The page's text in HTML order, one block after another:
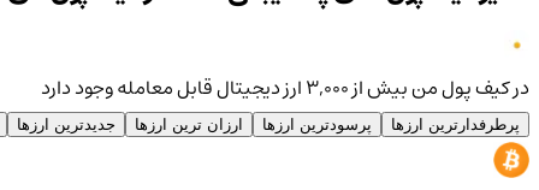
در کیف پول من بیش از ۳,۰۰۰ ارز دیجیتال قابل معامله وجود دارد
پرطرفدارترین ارزها پرسودترین ارزها ارزان ترین ارزها جدیدترین ارزها